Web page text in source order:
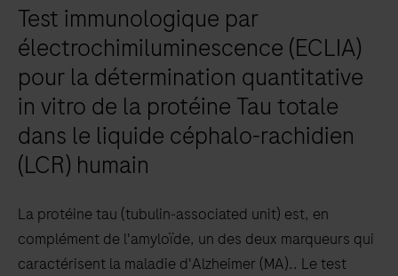
Test immunologique par
électrochimiluminescence (ECLIA)
pour la détermination quantitative
in vitro de la protéine Tau totale
dans le liquide céphalo-rachidien
(LCR) humain
La protéine tau (tubulin‑associated unit) est, en
complément de l'amyloïde, un des deux marqueurs qui
caractérisent la maladie d'Alzheimer (MA).. Le test